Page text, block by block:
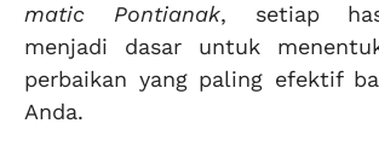
matic Pontianak, setiap
menjadi dasar untuk
perbaikan yang paling efektif
Anda.